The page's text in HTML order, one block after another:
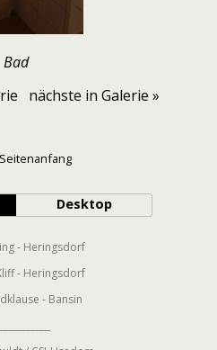
Bad
nächste in Galerie »
Desktop
- Heringsdorf
- Heringsdorf
- Bansin